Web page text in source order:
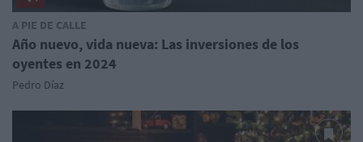
A PIE DE CALLE
Año nuevo, vida nueva: Las inversiones de los
oyentes en 2024
Pedro Díaz